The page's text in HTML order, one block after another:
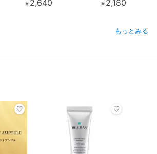
￥ 2,640 ￥ 2,180
もっとみる